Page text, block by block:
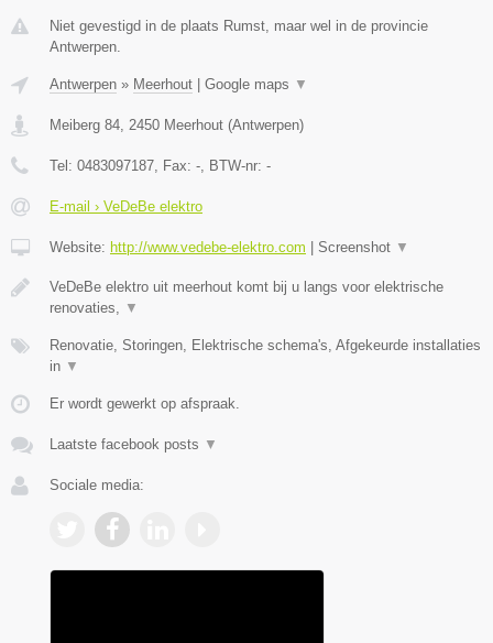
Niet gevestigd in de plaats Rumst, maar wel in de provincie
Antwerpen.
Antwerpen » Meerhout Google maps ▼
Meiberg 84 2450 Meerhout (Antwerpen)
Tel: 0483097187 , Fax: - , BTW-nr: -
E-mail › VeDeBe elektro
Website: http://www.vedebe-elektro.com Screenshot ▼
VeDeBe elektro uit meerhout komt bij u langs voor elektrische
renovaties,
▼
Renovatie, Storingen, Elektrische schema's, Afgekeurde installaties
in ▼
Er wordt gewerkt op afspraak.
Laatste facebook posts ▼
Sociale media: